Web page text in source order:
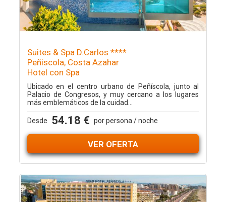
Suites & Spa D.Carlos ****
Peñiscola, Costa Azahar
Hotel con Spa
Ubicado en el centro urbano de Peñíscola, junto al
Palacio de Congresos, y muy cercano a los lugares
más emblemáticos de la cuidad...
Desde 54.18 € por persona / noche
VER OFERTA